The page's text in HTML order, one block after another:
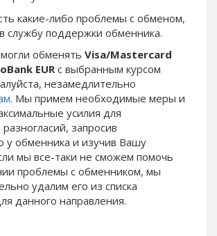
какие-либо проблемы с обменом,
службу поддержки обменника.
обменять Visa/Mastercard
EURс выбранным курсом
незамедлительно
. Мы примем необходимые меры и
усилия для
запросив
обменника и изучив Вашу
мы все-таки не сможем помочь
проблемы c обменником, мы
удалим его из списка
данного направления.
Phone Balance AMD
Neteller INR
Neteller PLN
Neteller GBP
Neteller NOK
Neteller SEK
PaySera USD
PaySera EUR